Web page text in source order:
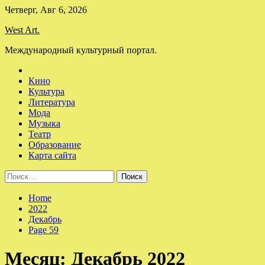
Skip
content
Четверг, Авг 6, 2026
West Art.
Международный культурный портал.
Кино
Культура
Литература
Мода
Музыка
Театр
Образование
Карта сайта
Найти:
Home
2022
Декабрь
Page 59
Месяц: Декабрь 2022